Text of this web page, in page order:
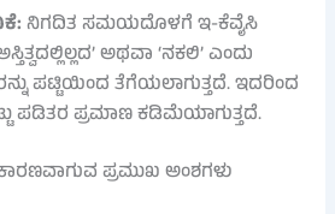
ನಿಗದಿತ ಸಮಯದೊಳಗೆ ಇ-ಕೆವೈಸಿ
ಅಥವಾ ‘ನಕಲಿ’ ಎಂದು
ಪಟ್ಟಿಯಿಂದ ತೆಗೆಯಲಾಗುತ್ತದೆ. ಇದರಿಂದ
ಪಡಿತರ ಪ್ರಮಾಣ ಕಡಿಮೆಯಾಗುತ್ತದೆ.
ಪ್ರಮುಖ ಅಂಶಗಳು